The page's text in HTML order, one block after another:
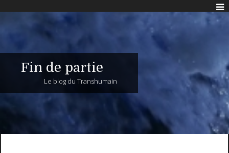
Fin de partie
Le blog du Transhumain